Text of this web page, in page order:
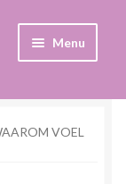
Menu
VOEL